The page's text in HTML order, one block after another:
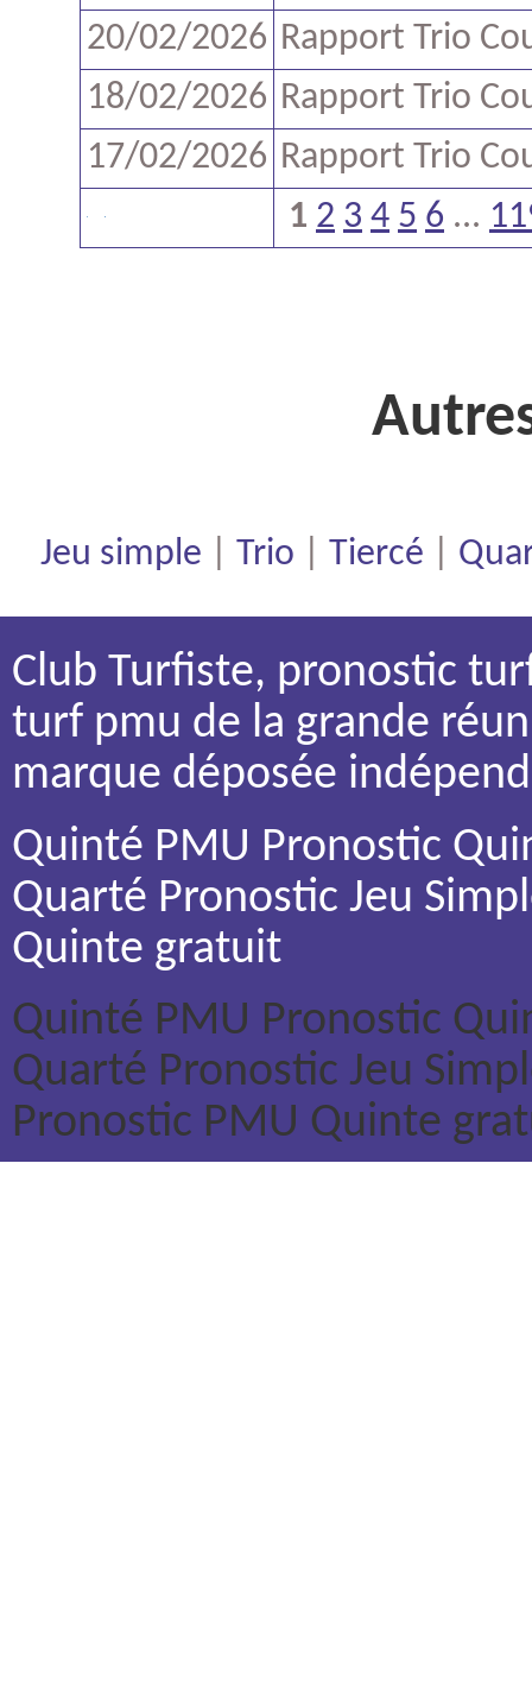
20/02/2026 Rapport Trio
18/02/2026 Rapport Trio
17/02/2026 Rapport Trio
1 2 3 4 5 6 ...
Jeu simple Trio Tiercé
Club Turfiste, pronostic
turf pmu de la grande
marque déposée
Quinté PMU Pronostic
Quarté Pronostic Jeu
Quinte gratuit
Quinté PMU Pronostic
Quarté Pronostic Jeu
Pronostic PMU Quinte